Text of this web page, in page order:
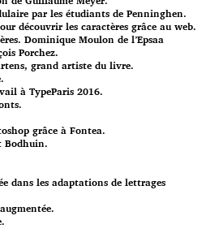
par les étudiants de Penninghen.
découvrir les caractères grâce au web.
Dominique Moulon de l’Epsaa
Porchez.
grand artiste du livre.
à TypeParis 2016.
grâce à Fontea.
Bodhuin.
dans les adaptations de lettrages